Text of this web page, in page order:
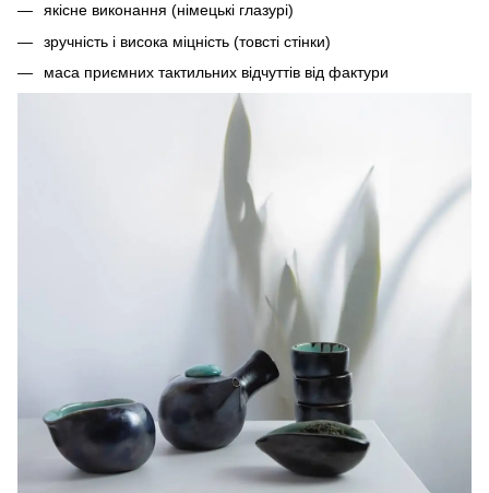
якісне виконання (німецькі глазурі)
зручність і висока міцність (товсті стінки)
маса приємних тактильних відчуттів від фактури